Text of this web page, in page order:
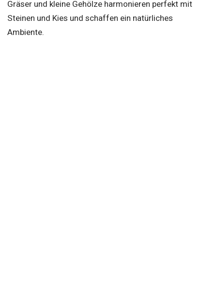
Gräser und kleine Gehölze harmonieren perfekt mit
Steinen und Kies und schaffen ein natürliches
Ambiente.